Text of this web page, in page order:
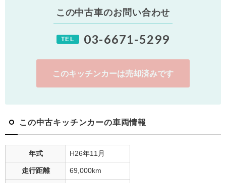
この中古車のお問い合わせ
TEL 03-6671-5299
このキッチンカーは売却済みです
この中古キッチンカーの車両情報
年式 H26年11月
走行距離 69,000km